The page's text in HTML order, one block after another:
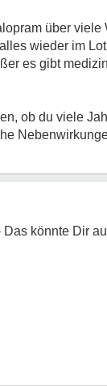
über
wieder im
es gibt
ob du viele